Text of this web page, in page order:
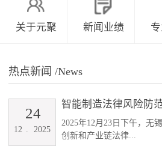
关于元聚 新闻业绩
热点新闻 /News
智能制造法律风险防
2025年12月23日下午，无
创新和产业链法律...
12 . 2025
24